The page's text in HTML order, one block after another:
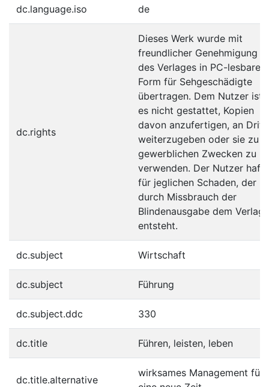
dc.language.iso de
dc.rights
Dieses Werk wurde mit
freundlicher Genehmigung
des Verlages in PC-lesbare
Form für Sehgeschädigte
übertragen. Dem Nutzer ist
es nicht gestattet, Kopien
davon anzufertigen, an
weiterzugeben oder sie zu
gewerblichen Zwecken zu
verwenden. Der Nutzer
für jeglichen Schaden, der
durch Missbrauch der
Blindenausgabe dem Verlag
entsteht.
dc.subject Wirtschaft
dc.subject Führung
dc.subject.ddc 330
dc.title Führen, leisten, leben
dc.title.alternative
wirksames Management für